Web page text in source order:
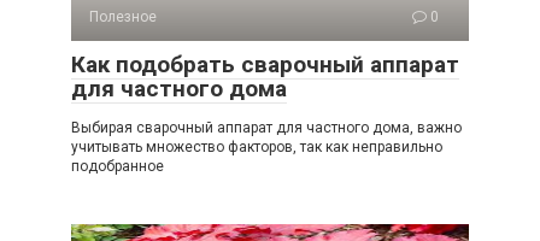
Полезное 0
Как подобрать сварочный аппарат
для частного дома
Выбирая сварочный аппарат для частного дома, важно
учитывать множество факторов, так как неправильно
подобранное